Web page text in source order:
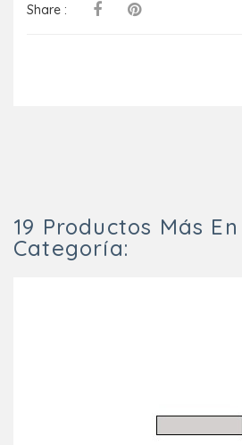
Share :
19 Productos Más
Categoría: